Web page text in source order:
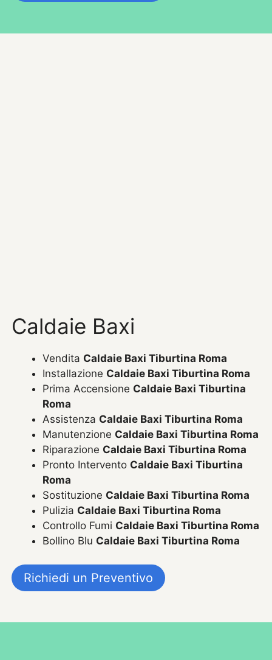
Caldaie Baxi
Vendita Caldaie Baxi Tiburtina Roma
Installazione Caldaie Baxi Tiburtina Roma
Prima Accensione Caldaie Baxi Tiburtina
Roma
Assistenza Caldaie Baxi Tiburtina Roma
Manutenzione Caldaie Baxi Tiburtina Roma
Riparazione Caldaie Baxi Tiburtina Roma
Pronto Intervento Caldaie Baxi Tiburtina
Roma
Sostituzione Caldaie Baxi Tiburtina Roma
Pulizia Caldaie Baxi Tiburtina Roma
Controllo Fumi Caldaie Baxi Tiburtina Roma
Bollino Blu Caldaie Baxi Tiburtina Roma
Richiedi un Preventivo